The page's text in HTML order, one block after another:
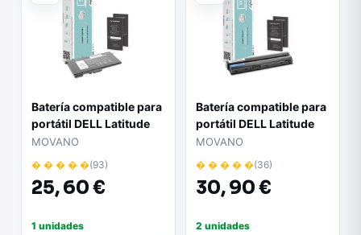
Batería compatible para
portátil DELL Latitude
E5280 11.4V 3000 mAh
MOVANO
� � � � �(93)
25,60 €
1 unidades
Batería compatible para
portátil DELL Latitude
E6220 11.1V 4400mAh
MOVANO
� � � � �(36)
30,90 €
2 unidades